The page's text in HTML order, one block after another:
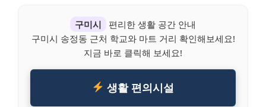
구미시
편리한 생활 공간 안내
구미시 송정동 근처 학교와 마트 거리 확인해보세요!
지금 바로 클릭해 보세요!
생활 편의시설